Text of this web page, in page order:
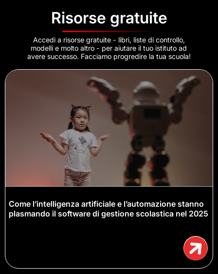
Risorse gratuite
Accedi a risorse gratuite - libri, liste di controllo,
modelli e molto altro - per aiutare il tuo istituto ad
avere successo. Facciamo progredire la tua scuola!
Come l’intelligenza artificiale e l’automazione stanno
plasmando il software di gestione scolastica nel 2025